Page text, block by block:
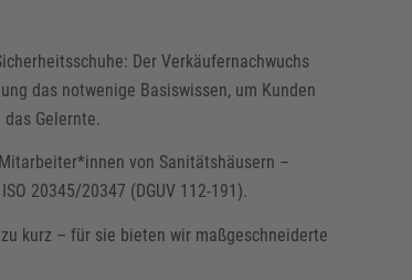
Der Verkäufernachwuchs
das notwenige Basiswissen, um Kunden
Gelernte.
von Sanitätshäusern –
20345/20347 (DGUV 112-191).
kurz – für sie bieten wir maßgeschneiderte